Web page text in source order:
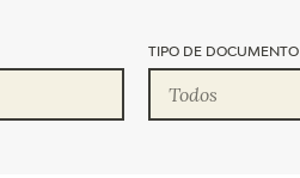
TIPO DE DOCUMENTO
Todos